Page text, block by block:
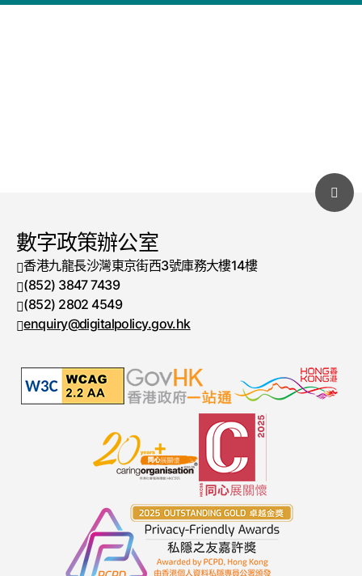
數字政策辦公室
香港九龍長沙灣東京街西3號庫務大樓14樓
電話號碼
(852) 3847 7439
傳真號碼
(852) 2802 4549
enquiry@digitalpolicy.gov.hk